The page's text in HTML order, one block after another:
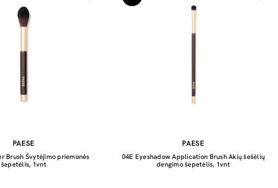
PAESE
Brush Švytėjimo priemonės
šepetėlis, 1vnt
PAESE
04E Eyeshadow Application Brush Akių šešėlių
dengimo šepetėlis, 1vnt